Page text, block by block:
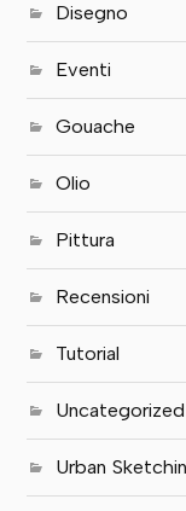
Disegno
Eventi
Gouache
Olio
Pittura
Recensioni
Tutorial
Uncategorized
Urban